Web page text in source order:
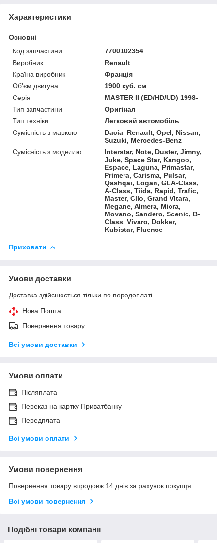
Характеристики
Основні
Код запчастини
7700102354
Виробник
Renault
Країна виробник
Франція
Об'єм двигуна
1900 куб. см
Серія
MASTER II (ED/HD/UD) 1998-
Тип запчастини
Оригінал
Тип техніки
Легковий автомобіль
Сумісність з маркою
Dacia, Renault, Opel, Nissan,
Suzuki, Mercedes-Benz
Сумісність з моделлю
Interstar, Note, Duster, Jimny,
Juke, Space Star, Kangoo,
Espace, Laguna, Primastar,
Primera, Carisma, Pulsar,
Qashqai, Logan, GLA-Class,
A-Class, Tiida, Rapid, Trafic,
Master, Clio, Grand Vitara,
Megane, Almera, Micra,
Movano, Sandero, Scenic, B-
Class, Vivaro, Dokker,
Kubistar, Fluence
Приховати
Умови доставки
Доставка здійснюється тільки по передоплаті.
Нова Пошта
Повернення товару
Всі умови доставки
Умови оплати
Післяплата
Переказ на картку Приватбанку
Передплата
Всі умови оплати
Умови повернення
Повернення товару впродовж 14 днів за рахунок покупця
Всі умови повернення
Подібні товари компанії